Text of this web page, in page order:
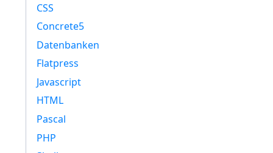
CSS
Concrete5
Datenbanken
Flatpress
Javascript
HTML
Pascal
PHP